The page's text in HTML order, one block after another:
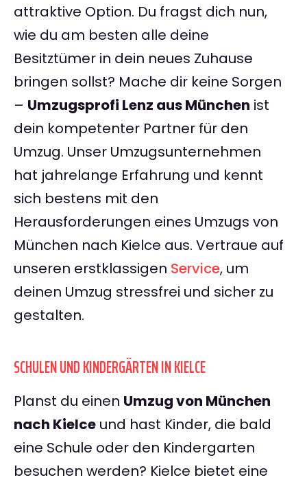
attraktive Option. Du fragst dich nun,
wie du am besten alle deine
Besitztümer in dein neues Zuhause
bringen sollst? Mache dir keine Sorgen
– Umzugsprofi Lenz aus München ist
dein kompetenter Partner für den
Umzug. Unser Umzugsunternehmen
hat jahrelange Erfahrung und kennt
sich bestens mit den
Herausforderungen eines Umzugs von
München nach Kielce aus. Vertraue auf
unseren erstklassigen Service, um
deinen Umzug stressfrei und sicher zu
gestalten.
SCHULEN UND KINDERGÄRTEN IN KIELCE
Planst du einen Umzug von München
nach Kielce und hast Kinder, die bald
eine Schule oder den Kindergarten
besuchen werden? Kielce bietet eine